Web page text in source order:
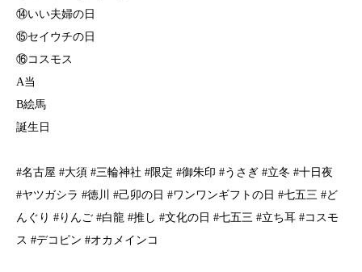
⁡⑭いい夫婦の日
⁡⑮セイウチの日
⑯コスモス
A当
B絵馬
誕生日
#名古屋 #大須 #三輪神社 #限定 #御朱印 #うさぎ #立冬 #十日夜
#ヤツガシラ #徳川 #己卯の日 #ワンワンギフトの日 #七五三 #ど
んぐり #りんご #白龍 #推し #文化の日 #七五三 #立ち耳 #コスモ
ス #デコピン #オカメインコ